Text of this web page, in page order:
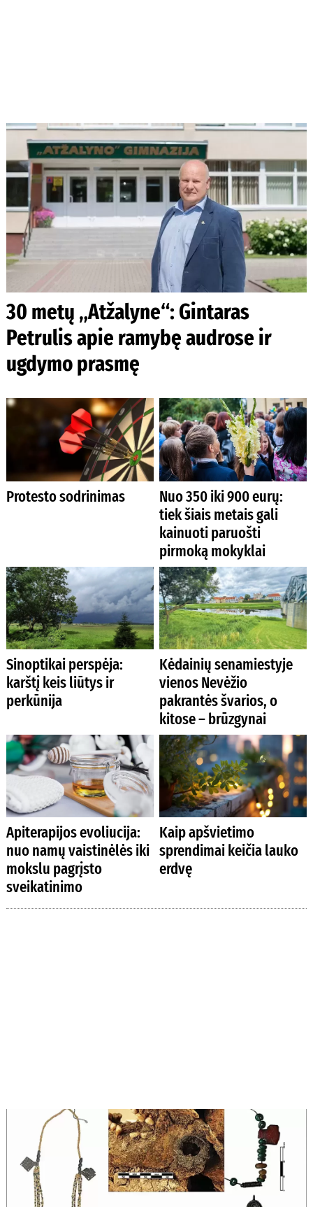
30 metų „Atžalyne“: Gintaras
Petrulis apie ramybę audrose ir
ugdymo prasmę
Protesto sodrinimas
Nuo 350 iki 900 eurų:
tiek šiais metais gali
kainuoti paruošti
pirmoką mokyklai
Sinoptikai perspėja:
karštį keis liūtys ir
perkūnija
Kėdainių senamiestyje
vienos Nevėžio
pakrantės švarios, o
kitose – brūzgynai
Apiterapijos evoliucija:
nuo namų vaistinėlės iki
mokslu pagrįsto
sveikatinimo
Kaip apšvietimo
sprendimai keičia lauko
erdvę